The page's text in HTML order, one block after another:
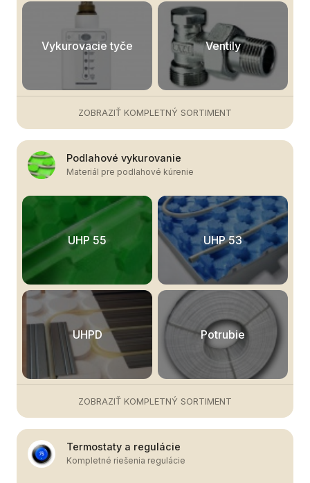
Vykurovacie tyče Ventily
ZOBRAZIŤ KOMPLETNÝ SORTIMENT
Podlahové vykurovanie
Materiál pre podlahové kúrenie
UHP 55 UHP 53
UHPD Potrubie
ZOBRAZIŤ KOMPLETNÝ SORTIMENT
Termostaty a regulácie
Kompletné riešenia regulácie